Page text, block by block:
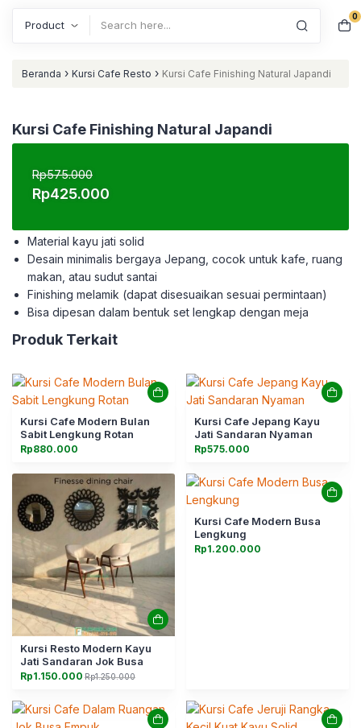
0
Beranda › Kursi Cafe Resto › Kursi Cafe Finishing Natural Japandi
Kursi Cafe Finishing Natural Japandi
Rp575.000
Harga
adalah:
Rp575.000.
Rp425.000
ini
adalah:
Rp425.000.
Material kayu jati solid
Desain minimalis bergaya Jepang, cocok untuk kafe, ruang
makan, atau sudut santai
Finishing melamik (dapat disesuaikan sesuai permintaan)
Bisa dipesan dalam bentuk set lengkap dengan meja
Produk Terkait
Kursi Cafe Modern Bulan
Sabit Lengkung Rotan
Rp880.000
Kursi Cafe Jepang Kayu
Jati Sandaran Nyaman
Rp575.000
Kursi Resto Modern Kayu
Jati Sandaran Jok Busa
Rp1.250.000
Harga
adalah:
Rp1.250.000.
Rp1.150.000
Harga
ini
adalah:
Kursi Cafe Modern Busa
Lengkung
Rp1.200.000